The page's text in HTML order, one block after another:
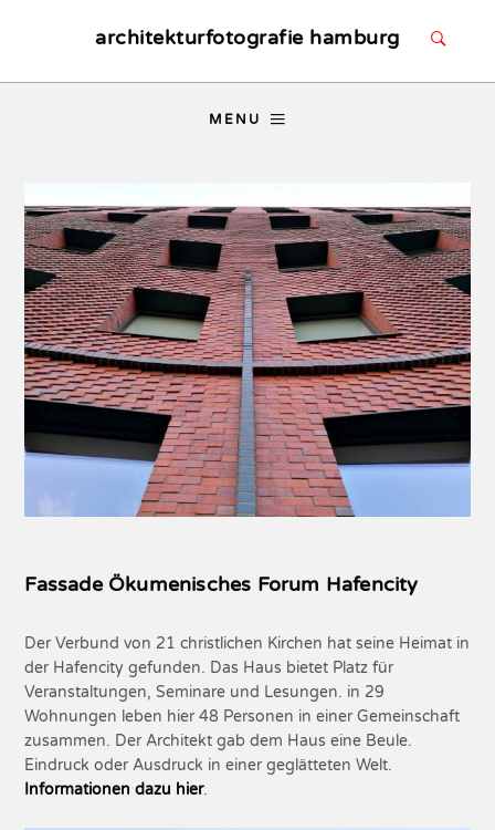
architekturfotografie hamburg
MENU
Fassade Ökumenisches Forum Hafencity
Der Verbund von 21 christlichen Kirchen hat seine Heimat in
der Hafencity gefunden. Das Haus bietet Platz für
Veranstaltungen, Seminare und Lesungen. in 29
Wohnungen leben hier 48 Personen in einer Gemeinschaft
zusammen. Der Architekt gab dem Haus eine Beule.
Eindruck oder Ausdruck in einer geglätteten Welt.
Informationen dazu hier.